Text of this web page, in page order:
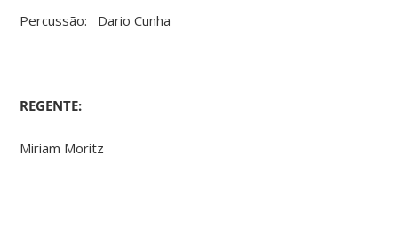
Percussão: Dario Cunha
REGENTE:
Miriam Moritz